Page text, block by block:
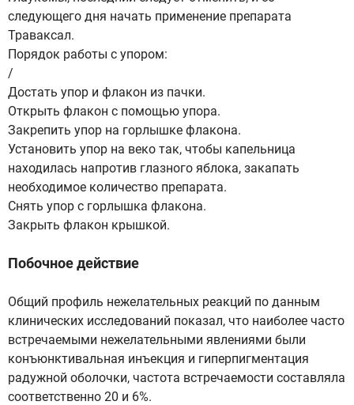
следующего дня начать применение препарата
Траваксал.
Порядок работы с упором:
/
Достать упор и флакон из пачки.
Открыть флакон с помощью упора.
Закрепить упор на горлышке флакона.
Установить упор на веко так, чтобы капельница
находилась напротив глазного яблока, закапать
необходимое количество препарата.
Снять упор с горлышка флакона.
Закрыть флакон крышкой.
Побочное действие
Общий профиль нежелательных реакций по данным
клинических исследований показал, что наиболее часто
встречаемыми нежелательными явлениями были
конъюнктивальная инъекция и гиперпигментация
радужной оболочки, частота встречаемости составляла
соответственно 20 и 6%.